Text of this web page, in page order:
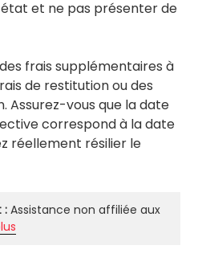
et ne pas présenter de
frais supplémentaires à
de restitution ou des
Assurez-vous que la date
correspond à la date
réellement résilier le
: Assistance non affiliée aux